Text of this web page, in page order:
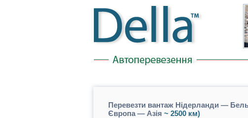
Перевезти вантаж Нідерланди —
Європа — Азія ~ 2500 км)